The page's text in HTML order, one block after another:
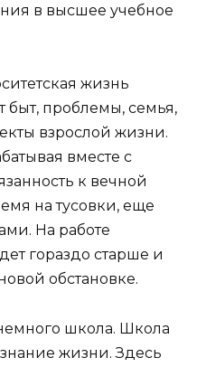
в высшее учебное
жизнь
быт, проблемы, семья,
взрослой жизни.
вместе с
к вечной
на тусовки, еще
На работе
гораздо старше и
обстановке.
школа. Школа
жизни. Здесь